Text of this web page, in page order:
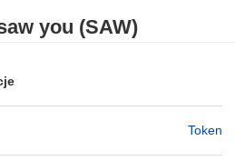
you (SAW)
Token